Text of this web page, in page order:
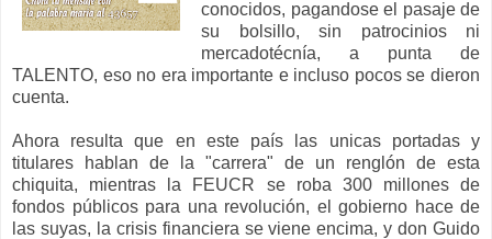
conocidos, pagandose el pasaje de
su bolsillo, sin patrocinios ni
mercadotécnía, a punta de
TALENTO, eso no era importante e incluso pocos se dieron
cuenta.
Ahora resulta que en este país las unicas portadas y
titulares hablan de la "carrera" de un renglón de esta
chiquita, mientras la FEUCR se roba 300 millones de
fondos públicos para una revolución, el gobierno hace de
las suyas, la crisis financiera se viene encima, y don Guido